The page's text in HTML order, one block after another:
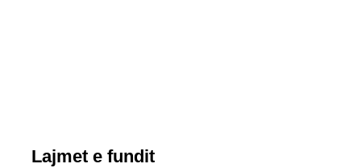
Lajmet e fundit